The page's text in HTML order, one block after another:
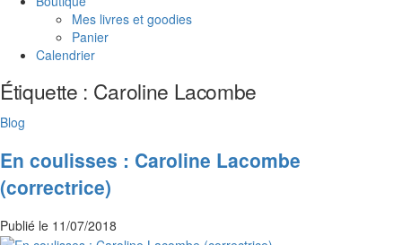
Mes livres et goodies
Panier
Calendrier
Étiquette : Caroline Lacombe
Blog
En coulisses : Caroline Lacombe
(correctrice)
Publié le 11/07/2018